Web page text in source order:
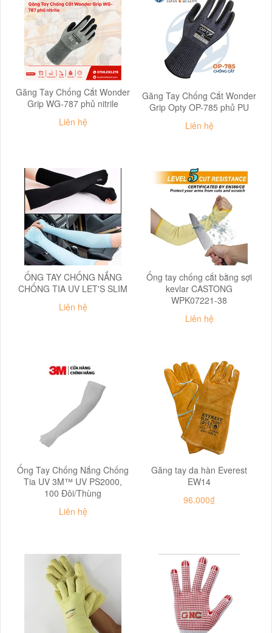
Găng Tay Chống Cắt Wonder
Grip WG-787 phủ nitrile
Liên hệ
Găng Tay Chống Cắt Wonder
Grip Opty OP-785 phủ PU
Liên hệ
ỐNG TAY CHỐNG NẮNG
CHỐNG TIA UV LET'S SLIM
Liên hệ
Ống tay chống cắt bằng sợi
kevlar CASTONG
WPK07221-38
Liên hệ
Ống Tay Chống Nắng Chống
Tia UV 3M™ UV PS2000,
100 Đôi/Thùng
Liên hệ
Găng tay da hàn Everest
EW14
96.000₫